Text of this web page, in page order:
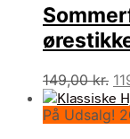
149,00kr.
På Udsalg!